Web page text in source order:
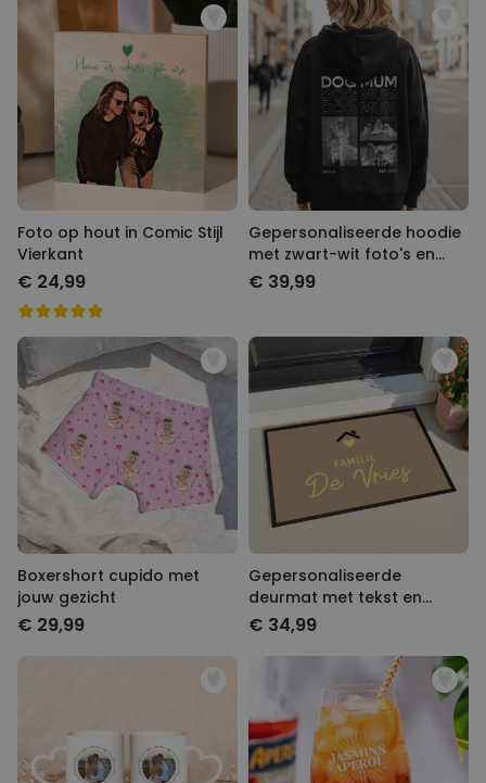
Foto op hout in Comic Stijl
Vierkant
€ 24,99
Gepersonaliseerde hoodie
met zwart-wit foto's en
tekst
€ 39,99
Boxershort cupido met
jouw gezicht
€ 29,99
Gepersonaliseerde
deurmat met tekst en
symbool
€ 34,99